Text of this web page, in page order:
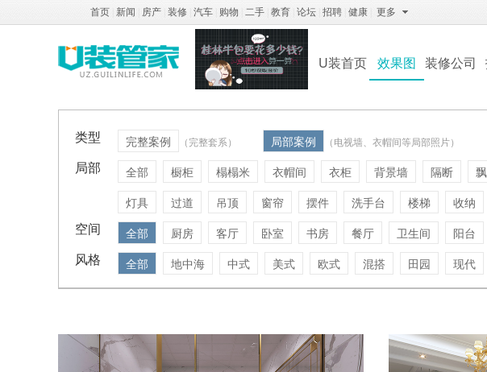
首页 新闻 房产 装修 汽车 购物 二手 教育 论坛 招聘 健康 更多
U装首页 效果图 装修公司
类型 完整案例 （完整套系） 局部案例 （电视墙、衣帽间等局部照片）
局部 全部 橱柜 榻榻米 衣帽间 衣柜 背景墙 隔断
灯具
过道 吊顶 窗帘 摆件 洗手台 楼梯 收纳
空间 全部 厨房 客厅 卧室 书房 餐厅 卫生间 阳台
风格 全部 地中海 中式 美式 欧式 混搭 田园 现代